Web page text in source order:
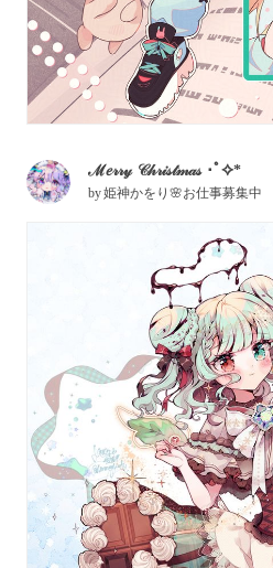
ℳ𝑒𝓇𝓇𝓎 𝒞𝒽𝓇𝒾𝓈𝓉𝓂𝒶𝓈 ･ﾟ✧*
by姫神かをり🌸お仕事募集中